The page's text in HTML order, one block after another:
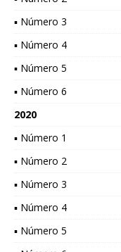
▪ Número 3
▪ Número 4
▪ Número 5
▪ Número 6
2020
▪ Número 1
▪ Número 2
▪ Número 3
▪ Número 4
▪ Número 5